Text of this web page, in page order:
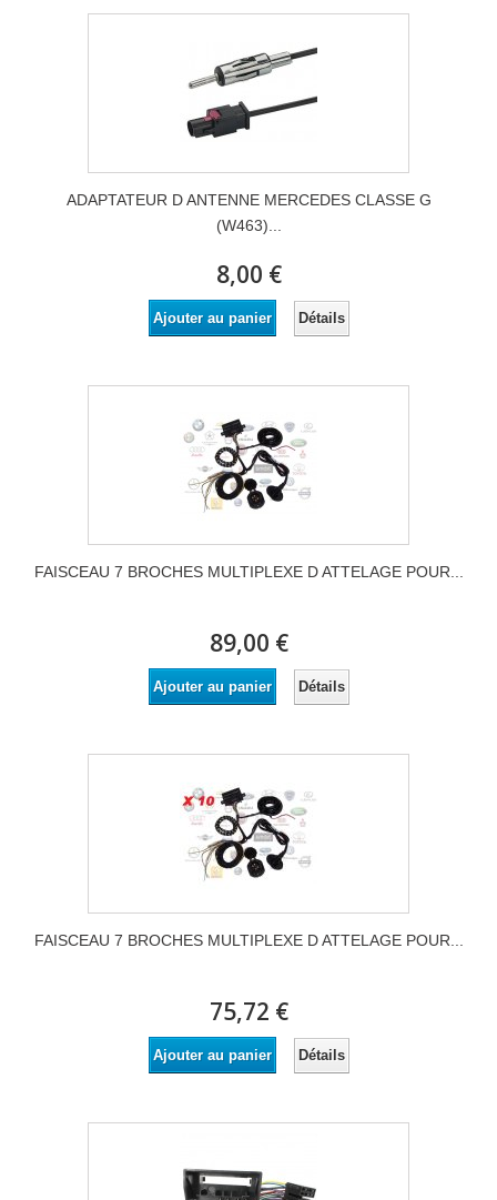
ADAPTATEUR D ANTENNE MERCEDES CLASSE G
(W463)...
8,00 €
Ajouter au panier Détails
FAISCEAU 7 BROCHES MULTIPLEXE D ATTELAGE POUR...
89,00 €
Ajouter au panier Détails
FAISCEAU 7 BROCHES MULTIPLEXE D ATTELAGE POUR...
75,72 €
Ajouter au panier Détails